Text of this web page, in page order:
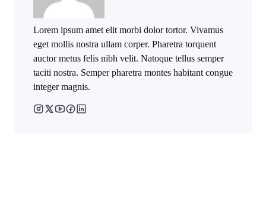
Lorem ipsum amet elit morbi dolor tortor. Vivamus
eget mollis nostra ullam corper. Pharetra torquent
auctor metus felis nibh velit. Natoque tellus semper
taciti nostra. Semper pharetra montes habitant congue
integer magnis.